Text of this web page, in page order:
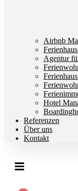
Airbnb
Agentur
Hotel
Referenzen
Über uns
Kontakt